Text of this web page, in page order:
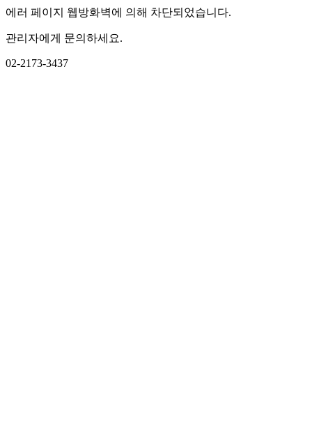
에러 페이지 웹방화벽에 의해 차단되었습니다.
관리자에게 문의하세요.
02-2173-3437